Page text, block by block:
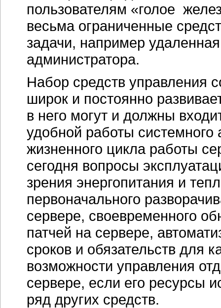
пользователям «голое
весьма ограниченные
задачи, например
администратора.
Набор средств управления
широк и постоянно
в него могут и должны
удобной работы системного
жизненного цикла работы
сегодня вопросы
зрения энергопитания и
первоначального
сервере, своевременного
патчей на сервере,
сроков и обязательств для
возможности управления
сервере, если его ресурсы
ряд других средств.